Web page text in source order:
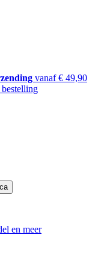
vanaf € 49,90
en meer